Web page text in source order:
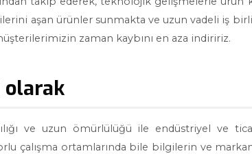
aşan ürünler sunmakta ve uzun vadeli iş
zaman kaybını en aza indiririz.
olarak
ve uzun ömürlülüğü ile endüstriyel ve
çalışma ortamlarında bile bilgilerin ve